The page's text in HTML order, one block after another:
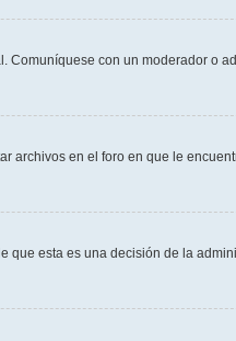
con un moderador o
archivos en el foro en que le
que esta es una decisión de la